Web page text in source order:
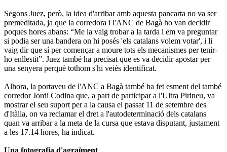
Segons Juez, però, la idea d'arribar amb aquesta pancarta no va ser
premeditada, ja que la corredora i l'ANC de Bagà ho van decidir
poques hores abans: “Me la vaig trobar a la tarda i em va preguntar
si podia ser una bandera on hi posés 'els catalans volem votar', i li
vaig dir que sí per començar a moure tots els mecanismes per tenir-
ho enllestit”. Juez també ha precisat que es va decidir apostar per
una senyera perquè tothom s'hi veiés identificat.
Alhora, la portaveu de l'ANC a Bagà també ha fet esment del també
corredor Jordi Codina que, a part de participar a l'Ultra Pirineu, va
mostrar el seu suport per a la causa el passat 11 de setembre des
d'Itàlia, on va reclamar el dret a l'autodeterminació dels catalans
quan va arribar a la meta de la cursa que estava disputant, justament
a les 17.14 hores, ha indicat.
Una fotografia d'agraïment